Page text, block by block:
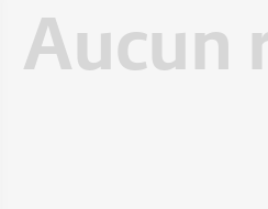
Aucun